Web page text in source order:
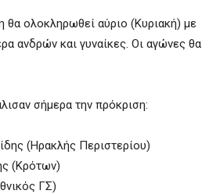
θα ολοκληρωθεί αύριο (Κυριακή) με
ανδρών και γυναίκες. Οι αγώνες θα
σήμερα την πρόκριση:
(Ηρακλής Περιστερίου)
(Κρότων)
ΓΣ)